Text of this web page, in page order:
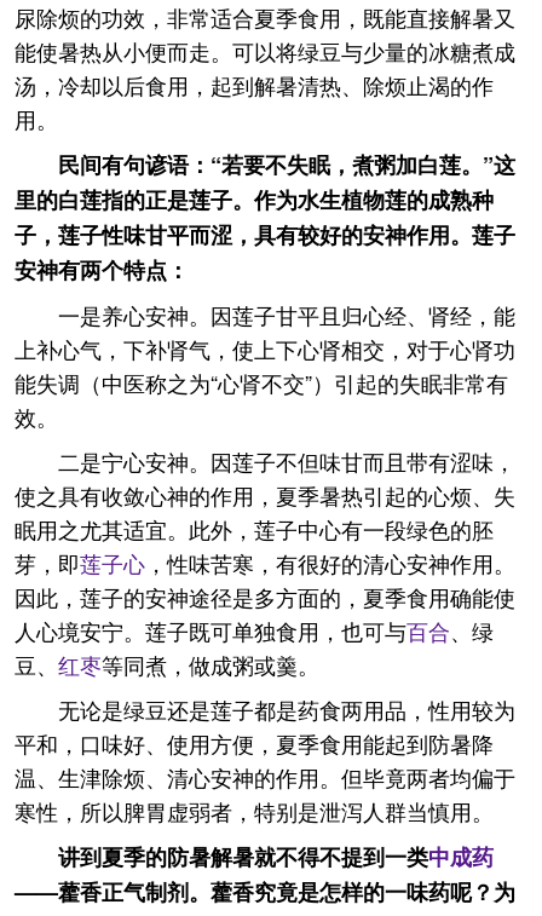
尿除烦的功效，非常适合夏季食用，既能直接解暑又
能使暑热从小便而走。可以将绿豆与少量的冰糖煮成
汤，冷却以后食用，起到解暑清热、除烦止渴的作
用。
民间有句谚语：“若要不失眠，煮粥加白莲。”这
里的白莲指的正是莲子。作为水生植物莲的成熟种
子，莲子性味甘平而涩，具有较好的安神作用。莲子
安神有两个特点：
一是养心安神。因莲子甘平且归心经、肾经，能
上补心气，下补肾气，使上下心肾相交，对于心肾功
能失调（中医称之为“心肾不交”）引起的失眠非常有
效。
二是宁心安神。因莲子不但味甘而且带有涩味，
使之具有收敛心神的作用，夏季暑热引起的心烦、失
眠用之尤其适宜。此外，莲子中心有一段绿色的胚
芽，即莲子心 ，性味苦寒，有很好的清心安神作用。
因此，莲子的安神途径是多方面的，夏季食用确能使
人心境安宁。莲子既可单独食用，也可与百合、绿
豆、 红枣等同煮，做成粥或羹。
无论是绿豆还是莲子都是药食两用品，性用较为
平和，口味好、使用方便，夏季食用能起到防暑降
温、生津除烦、清心安神的作用。但毕竟两者均偏于
寒性，所以脾胃虚弱者，特别是泄泻人群当慎用。
讲到夏季的防暑解暑就不得不提到一类中成药
——藿香正气制剂。藿香究竟是怎样的一味药呢？为